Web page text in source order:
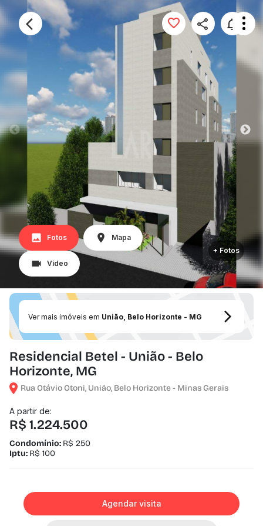
Fotos Mapa
Vídeo
+ Fotos
Ver mais imóveis em União, Belo Horizonte - MG
Residencial Betel - União - Belo
Horizonte, MG
Rua Otávio Otoni, União, Belo Horizonte - Minas Gerais
A partir de:
R$ 1.224.500
Condomínio: R$ 250
Iptu: R$ 100
Agendar visita